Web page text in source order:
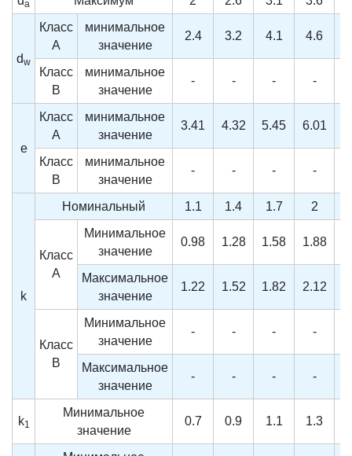
a
dw
Класс
A
минимальное
значение
2.4 3.2 4.1 4.6
Класс
B
минимальное
значение
- - - -
e
Класс
A
минимальное
значение
3.41 4.32 5.45 6.01
Класс
B
минимальное
значение
- - - -
k
Номинальный 1.1 1.4 1.7 2
Класс
A
Минимальное
значение
0.98 1.28 1.58 1.88
Максимальное
значение
1.22 1.52 1.82 2.12
Класс
B
Минимальное
значение
- - - -
Максимальное
значение
- - - -
k1
Минимальное
значение
0.7 0.9 1.1 1.3